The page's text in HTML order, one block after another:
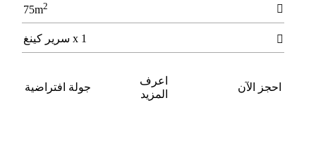

75m2
 1 x سرير كينغ
احجز الآن
اعرف
المزيد
جولة افتراضية